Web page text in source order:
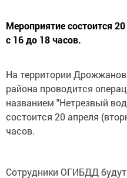
Мероприятие состоится
с 16 до 18 часов.
На территории
района проводится
названием "Нетрезвый
состоится 20 апреля
часов.
Сотрудники ОГИБДД